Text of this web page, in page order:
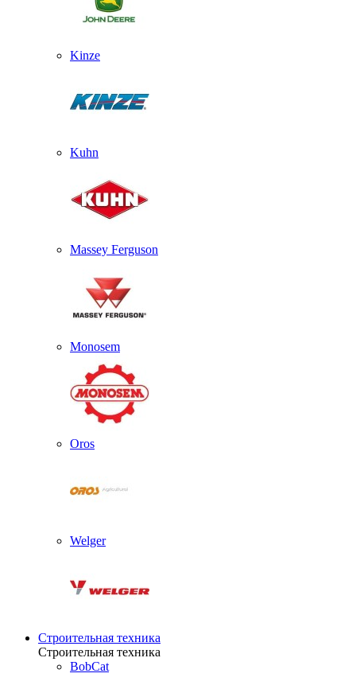
Kinze
Kuhn
Massey Ferguson
Monosem
Oros
Welger
Строительная техника
Строительная техника
BobCat